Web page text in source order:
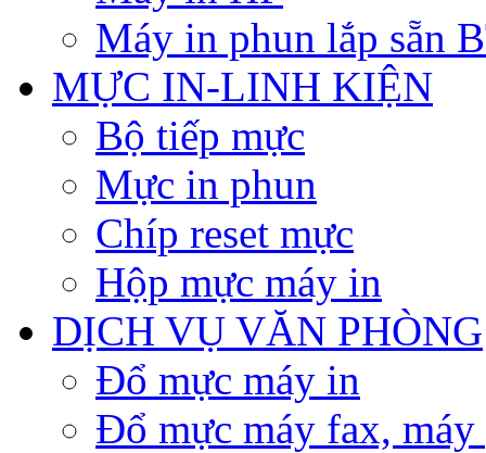
Máy in phun lắp sẵn
MỰC IN-LINH KIỆN
Bộ tiếp mực
Mực in phun
Chíp reset mực
Hộp mực máy in
DỊCH VỤ VĂN PHÒNG
Đổ mực máy in
Đổ mực máy fax, máy